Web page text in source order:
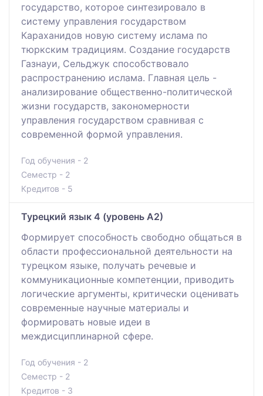
государство, которое синтезировало в
систему управления государством
Караханидов новую систему ислама по
тюркским традициям. Создание государств
Газнауи, Сельджук способствовало
распространению ислама. Главная цель -
анализирование общественно-политической
жизни государств, закономерности
управления государством сравнивая с
современной формой управления.
Год обучения - 2
Семестр - 2
Кредитов - 5
Турецкий язык 4 (уровень А2)
Формирует способность свободно общаться в
области профессиональной деятельности на
турецком языке, получать речевые и
коммуникационные компетенции, приводить
логические аргументы, критически оценивать
современные научные материалы и
формировать новые идеи в
междисциплинарной сфере.
Год обучения - 2
Семестр - 2
Кредитов - 3